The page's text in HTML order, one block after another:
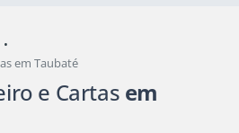
em Taubaté
e Cartas em